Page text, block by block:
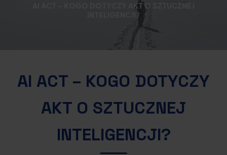
AI ACT – KOGO DOTYCZY AKT O SZTUCZNEJ
INTELIGENCJI?
AI ACT – KOGO DOTYCZY
AKT O SZTUCZNEJ
INTELIGENCJI?